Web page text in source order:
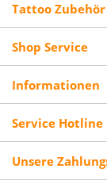
Tattoo
Shop Service
Informationen
Service Hotline
Unsere